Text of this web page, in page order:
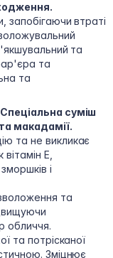
запобігаючи втраті
та
та
та
суміш
макадамії.
та не викликає
Е,
і
та
обличчя.
та потрісканої
Зміцнює